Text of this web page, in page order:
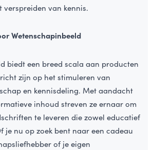
van kennis.
Wetenschapinbeeld
biedt een breed scala aan producten
zijn op het stimuleren van
en kennisdeling. Met aandacht
inhoud streven ze ernaar om
te leveren die zowel educatief
je nu op zoek bent naar een cadeau
of je eigen